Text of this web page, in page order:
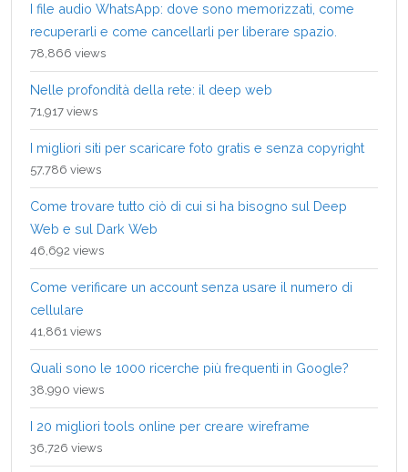
I file audio WhatsApp: dove sono memorizzati, come
recuperarli e come cancellarli per liberare spazio.
78,866 views
Nelle profondità della rete: il deep web
71,917 views
I migliori siti per scaricare foto gratis e senza copyright
57,786 views
Come trovare tutto ciò di cui si ha bisogno sul Deep
Web e sul Dark Web
46,692 views
Come verificare un account senza usare il numero di
cellulare
41,861 views
Quali sono le 1000 ricerche più frequenti in Google?
38,990 views
I 20 migliori tools online per creare wireframe
36,726 views